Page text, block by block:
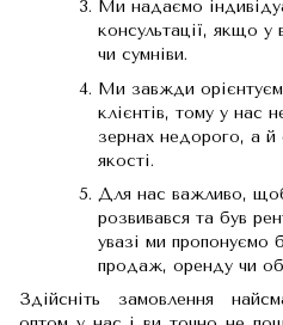
Ми надаємо
консультації, якщо у
чи сумніви.
Ми завжди
клієнтів, тому у нас
зернах недорого, а й
якості.
Для нас важливо,
розвивався та був
увазі ми пропонуємо
продаж, оренду чи
Здійсніть замовлення